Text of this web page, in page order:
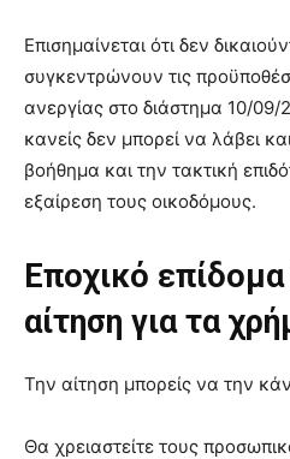
Επισημαίνεται ότι δεν
συγκεντρώνουν τις
ανεργίας στο διάστημα 10/
κανείς δεν μπορεί να λάβει
βοήθημα και την τακτική
εξαίρεση τους οικοδόμους.
Εποχικό
αίτηση για τα
Την αίτηση μπορείς να την
Θα χρειαστείτε τους